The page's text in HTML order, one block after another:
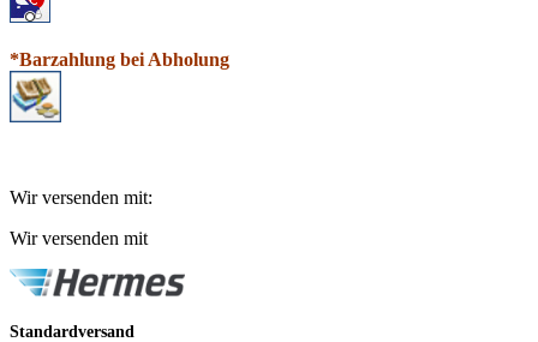
*Barzahlung bei Abholung
Wir versenden mit:
Wir versenden mit
Standardversand